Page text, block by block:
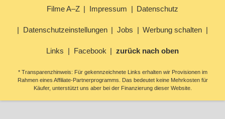
Filme A–Z Impressum Datenschutz
Datenschutzeinstellungen Jobs Werbung schalten
Links Facebook zurück nach oben
* Transparenzhinweis: Für gekennzeichnete Links erhalten wir Provisionen im
Rahmen eines Affiliate-Partnerprogramms. Das bedeutet keine Mehrkosten für
Käufer, unterstützt uns aber bei der Finanzierung dieser Website.